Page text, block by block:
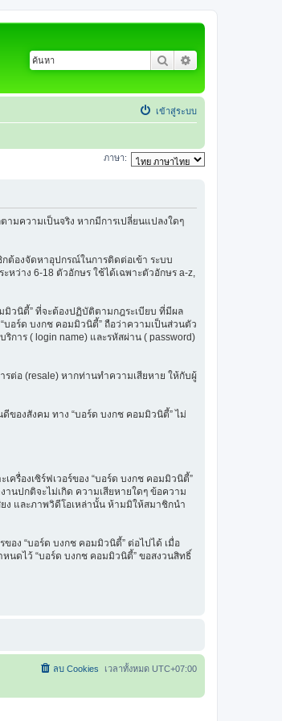
ค้นหา
เข้าสู่ระบบ
ภาษา:
ตามความเป็นจริง หากมีการเปลี่ยนแปลงใดๆ
ต้องจัดหาอุปกรณ์ในการติดต่อเข้า ระบบ
หว่าง 6-18 ตัวอักษร ใช้ได้เฉพาะตัวอักษร a-z,
มิวนิตี้” ที่จะต้องปฏิบัติตามกฎระเบียบ ที่มีผล
บอร์ด บงกช คอมมิวนิตี้” ถือว่าความเป็นส่วนตัว
การ ( login name) และรหัสผ่าน ( password)
รต่อ (resale) หากท่านทำความเสียหาย ให้กับผู้
ของสังคม ทาง “บอร์ด บงกช คอมมิวนิตี้” ไม่
ครื่องเซิร์ฟเวอร์ของ “บอร์ด บงกช คอมมิวนิตี้”
นปกติจะไม่เกิด ความเสียหายใดๆ ข้อความ
ง และภาพวิดีโอเหล่านั้น ห้ามมิให้สมาชิกนำ
อง “บอร์ด บงกช คอมมิวนิตี้” ต่อไปได้ เมื่อ
นดไว้ “บอร์ด บงกช คอมมิวนิตี้” ขอสงวนสิทธิ์
เวลาทั้งหมด UTC+07:00
ลบ Cookies